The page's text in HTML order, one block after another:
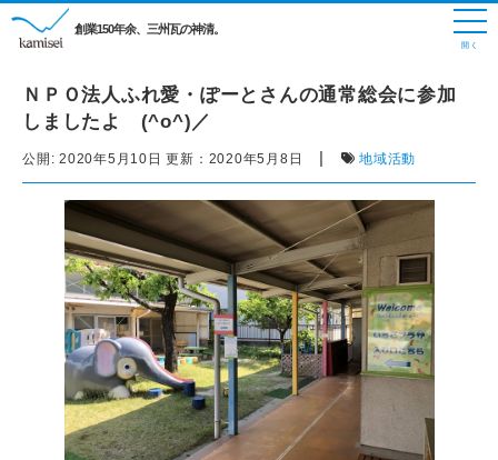
創業150年余、三州瓦の神清。
ＮＰＯ法人ふれ愛・ぽーとさんの通常総会に参加
しましたよ (^o^)／
公開: 2020年5月10日 更新： 2020年5月8日 | 地域活動